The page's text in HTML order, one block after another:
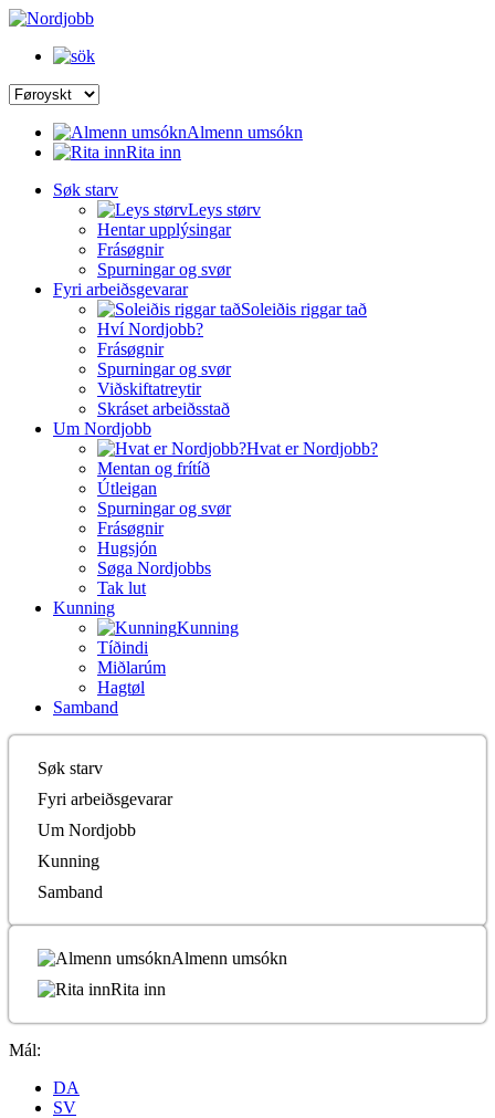
Almenn umsókn
Rita inn
Søk starv
Leys størv
Hentar upplýsingar
Frásøgnir
Spurningar og svør
Fyri arbeiðsgevarar
Soleiðis riggar tað
Hví Nordjobb?
Frásøgnir
Spurningar og svør
Viðskiftatreytir
Skráset arbeiðsstað
Um Nordjobb
Hvat er Nordjobb?
Mentan og frítíð
Útleigan
Spurningar og svør
Frásøgnir
Hugsjón
Søga Nordjobbs
Tak lut
Kunning
Kunning
Tíðindi
Miðlarúm
Hagtøl
Samband
Søk starv
Fyri arbeiðsgevarar
Um Nordjobb
Kunning
Samband
Almenn umsókn
Rita inn
Mál:
DA
SV